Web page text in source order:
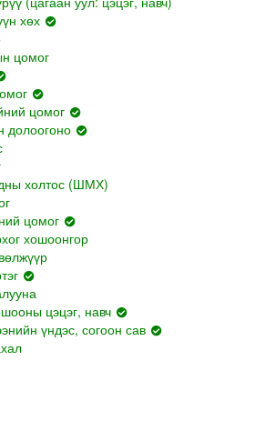
хөх
цомог
цомог
долоогоно
холтос (ШМХ)
цомог
хошоонгор
цэцэг, навч
үндэс, согоон сав